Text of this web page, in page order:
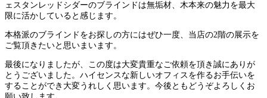
ェスタンレッドシダーのブラインドは無垢材、木本来の魅力を最大
限に活かしていると感じます。
本格派のブラインドをお探しの方にはぜひ一度、当店の2階の展示を
ご覧頂きたいと思いまいます。
最後になりましたが、この度は大変貴重なご依頼を頂き誠にありが
とうございました。ハイセンスな新しいオフィスを作るお手伝いを
することができ大変うれしく思います。今後ともどうぞよろしくお